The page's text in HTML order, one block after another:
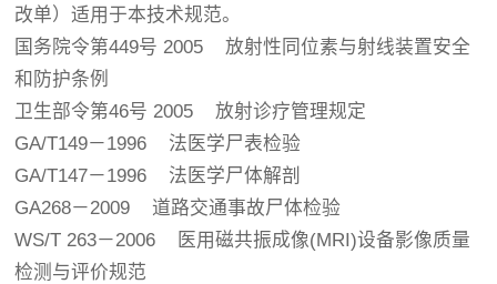
改单）适用于本技术规范。
国务院令第449号 2005 放射性同位素与射线装置安全
和防护条例
卫生部令第46号 2005 放射诊疗管理规定
GA/T149－1996 法医学尸表检验
GA/T147－1996 法医学尸体解剖
GA268－2009 道路交通事故尸体检验
WS/T 263－2006 医用磁共振成像(MRI)设备影像质量
检测与评价规范